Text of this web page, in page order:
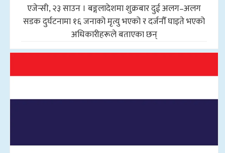
एजेन्सी, २३ साउन । बङ्गलादेशमा शुक्रबार दुई अलग–अलग
सडक दुर्घटनामा १६ जनाको मृत्यु भएको र दर्जनौँ घाइते भएको
अधिकारीहरूले बताएका छन्